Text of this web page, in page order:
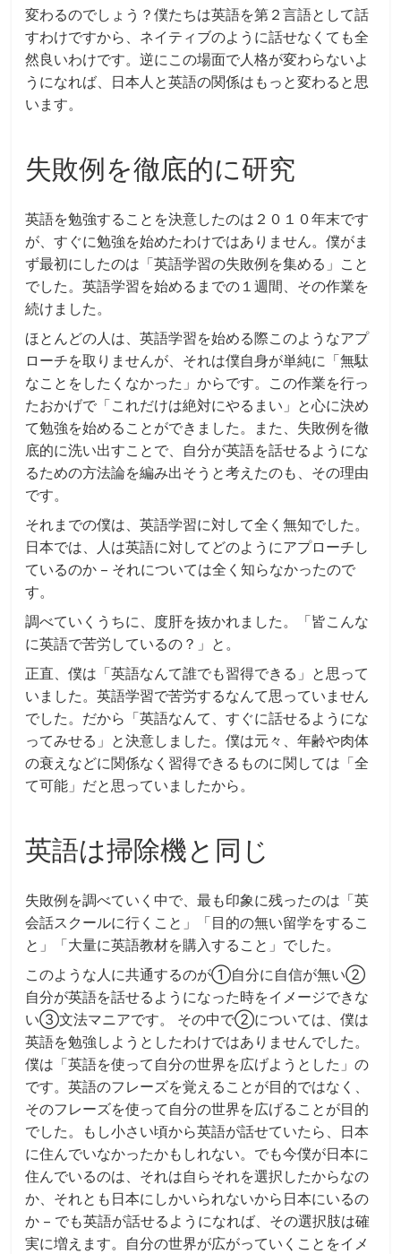
変わるのでしょう？僕たちは英語を第２言語として話
すわけですから、ネイティブのように話せなくても全
然良いわけです。逆にこの場面で人格が変わらないよ
うになれば、日本人と英語の関係はもっと変わると思
います。
失敗例を徹底的に研究
英語を勉強することを決意したのは２０１０年末です
が、すぐに勉強を始めたわけではありません。僕がま
ず最初にしたのは「英語学習の失敗例を集める」こと
でした。英語学習を始めるまでの１週間、その作業を
続けました。
ほとんどの人は、英語学習を始める際このようなアプ
ローチを取りませんが、それは僕自身が単純に「無駄
なことをしたくなかった」からです。この作業を行っ
たおかげで「これだけは絶対にやるまい」と心に決め
て勉強を始めることができました。また、失敗例を徹
底的に洗い出すことで、自分が英語を話せるようにな
るための方法論を編み出そうと考えたのも、その理由
です。
それまでの僕は、英語学習に対して全く無知でした。
日本では、人は英語に対してどのようにアプローチし
ているのか – それについては全く知らなかったので
す。
調べていくうちに、度肝を抜かれました。「皆こんな
に英語で苦労しているの？」と。
正直、僕は「英語なんて誰でも習得できる」と思って
いました。英語学習で苦労するなんて思っていません
でした。だから「英語なんて、すぐに話せるようにな
ってみせる」と決意しました。僕は元々、年齢や肉体
の衰えなどに関係なく習得できるものに関しては「全
て可能」だと思っていましたから。
英語は掃除機と同じ
失敗例を調べていく中で、最も印象に残ったのは「英
会話スクールに行くこと」「目的の無い留学をするこ
と」「大量に英語教材を購入すること」でした。
このような人に共通するのが①自分に自信が無い②
自分が英語を話せるようになった時をイメージできな
い③文法マニアです。 その中で②については、僕は
英語を勉強しようとしたわけではありませんでした。
僕は「英語を使って自分の世界を広げようとした」の
です。英語のフレーズを覚えることが目的ではなく、
そのフレーズを使って自分の世界を広げることが目的
でした。もし小さい頃から英語が話せていたら、日本
に住んでいなかったかもしれない。でも今僕が日本に
住んでいるのは、それは自らそれを選択したからなの
か、それとも日本にしかいられないから日本にいるの
か – でも英語が話せるようになれば、その選択肢は確
実に増えます。自分の世界が広がっていくことをイメ